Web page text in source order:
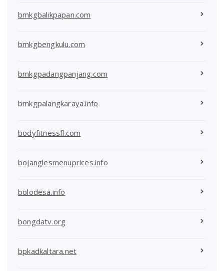
bmkgbalikpapan.com
bmkgbengkulu.com
bmkgpadangpanjang.com
bmkgpalangkaraya.info
bodyfitnessfl.com
bojanglesmenuprices.info
bolodesa.info
bongdatv.org
bpkadkaltara.net